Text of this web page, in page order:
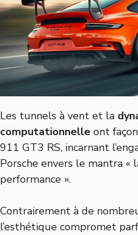
Les tunnels à vent et la
computationnelle ont
911 GT3 RS, incarnant
Porsche envers le mantra «
performance ».
Contrairement à de
l’esthétique compromet